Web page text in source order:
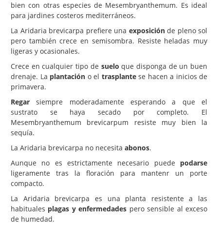
bien con otras especies de Mesembryanthemum. Es ideal
para jardines costeros mediterráneos.
La Aridaria brevicarpa prefiere una exposiciónde pleno sol
pero también crece en semisombra. Resiste heladas muy
ligeras y ocasionales.
Crece en cualquier tipo de suelo que disponga de un buen
drenaje. La plantación o el trasplantese hacen a inicios de
primavera.
Regar siempre moderadamente esperando a que el
sustrato se haya secado por completo. El
Mesembryanthemum brevicarpum resiste muy bien la
sequía.
La Aridaria brevicarpa no necesita abonos.
Aunque no es estrictamente necesario puede podarse
ligeramente tras la floración para mantenr un porte
compacto.
La Aridaria brevicarpa es una planta resistente a las
habituales plagas y enfermedades pero sensible al exceso
de humedad.